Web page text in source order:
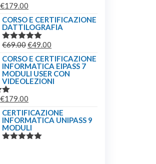
€149.00.
VALUTATO
IL
PREZZO
ORIGINALE
ERA:
€179.00
PREZZO
ATTUALE
È:
CORSO E CERTIFICAZIONE
DATTILOGRAFIA
VALUTATO
€69.00IL
PREZZO
ORIGINALE
ERA:
€49.00
PREZZO
ATTUALE
È:
CORSO E CERTIFICAZIONE
INFORMATICA EIPASS 7
MODULI USER CON
VIDEOLEZIONI
IL
PREZZO
ORIGINALE
ERA:
€179.00
PREZZO
ATTUALE
È:
CERTIFICAZIONE
INFORMATICA UNIPASS 9
MODULI